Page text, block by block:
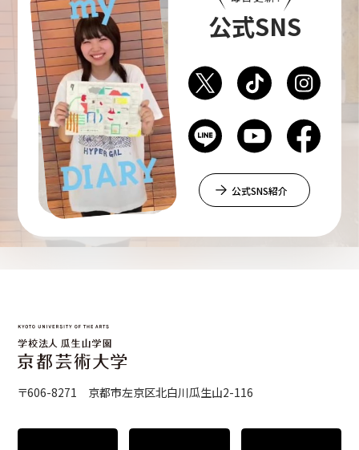
公式SNS
公式SNS紹介
〒606-8271 京都市左京区北白川瓜生山2-116